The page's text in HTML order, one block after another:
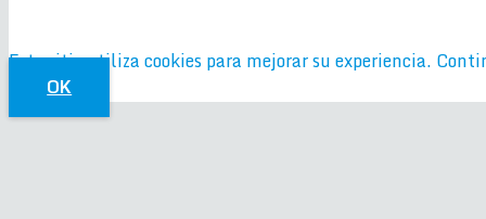
Este sitio utiliza cookies para mejorar su experiencia.
OK